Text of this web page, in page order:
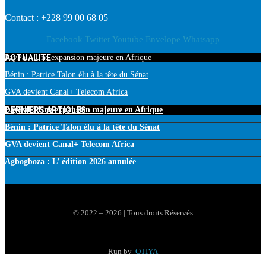
Contact : +228 99 00 68 05
Facebook Twitter Youtube Envelope Whatsapp
ACTUALITE
PayPal : Une expansion majeure en Afrique
Bénin : Patrice Talon élu à la tête du Sénat
GVA devient Canal+ Telecom Africa
DERNIERS ARTICLES
PayPal : Une expansion majeure en Afrique
Bénin : Patrice Talon élu à la tête du Sénat
GVA devient Canal+ Telecom Africa
Agbogboza : L’ édition 2026 annulée
© 2022 – 2026 | Tous droits Réservés
Run by OTIYA